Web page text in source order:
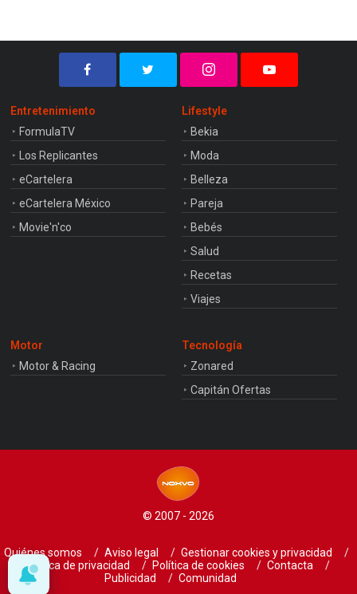
Entretenimiento
FormulaTV
Los Replicantes
eCartelera
eCartelera México
Movie'n'co
Lifestyle
Bekia
Moda
Belleza
Pareja
Bebés
Salud
Recetas
Viajes
Motor
Motor & Racing
Tecnología
Zonared
Capitán Ofertas
© 2007 - 2026
Quiénes somos Aviso legal
Gestionar cookies y privacidad
Política de privacidad
Política de cookies
Contacta
Publicidad
Comunidad